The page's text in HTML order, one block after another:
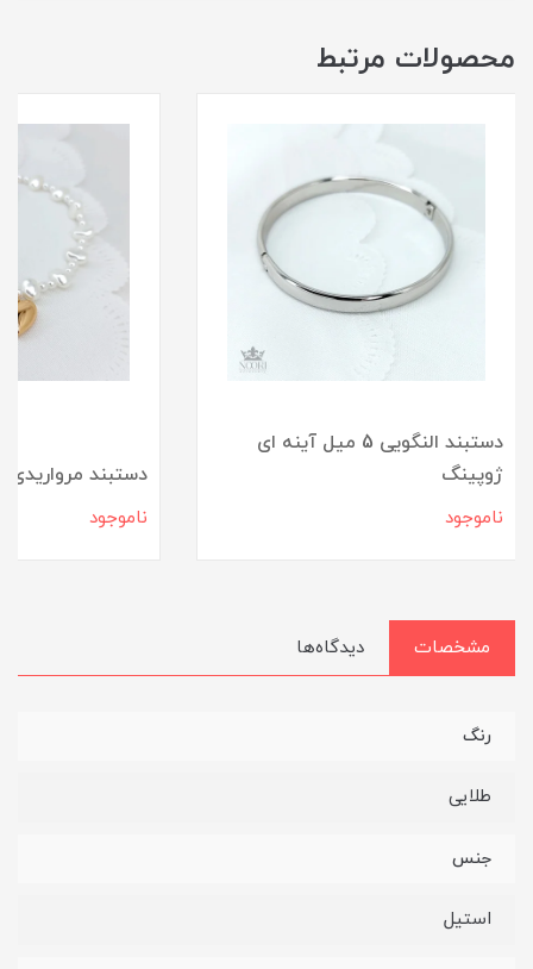
محصولات مرتبط
دستبند النگویی 5 میل آینه ای
ژوپینگ
ناموجود
دستبند مرواریدی
ناموجود
مشخصات دیدگاه‌ها
رنگ
طلایی
جنس
استیل